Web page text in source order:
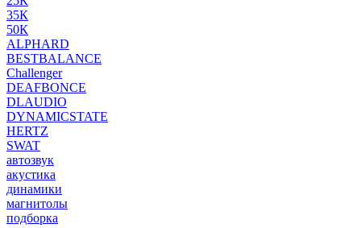
35К
50К
ALPHARD
BESTBALANCE
Challenger
DEAFBONCE
DLAUDIO
DYNAMICSTATE
HERTZ
SWAT
автозвук
акустика
динамики
магнитолы
подборка